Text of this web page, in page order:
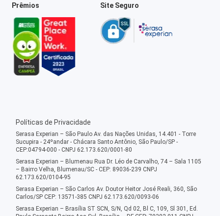
Prêmios Site Seguro
Políticas de Privacidade
Serasa Experian – São Paulo Av. das Nações Unidas, 14.401 - Torre
Sucupira - 24ºandar - Chácara Santo Antônio, São Paulo/SP -
CEP:04794-000 - CNPJ 62.173.620/0001-80
Serasa Experian – Blumenau Rua Dr. Léo de Carvalho, 74 – Sala 1105
– Bairro Velha, Blumenau/SC - CEP: 89036-239 CNPJ
62.173.620/0104-95
Serasa Experian – São Carlos Av. Doutor Heitor José Reali, 360, São
Carlos/SP CEP: 13571-385 CNPJ 62.173.620/0093-06
Serasa Experian – Brasília ST SCN, S/N, Qd 02, Bl C, 109, Sl 301, Ed.